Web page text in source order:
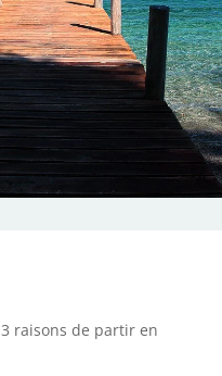
3 raisons de partir en